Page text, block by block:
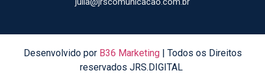
Desenvolvido por B36 Marketing| Todos os Direitos
reservados JRS.DIGITAL